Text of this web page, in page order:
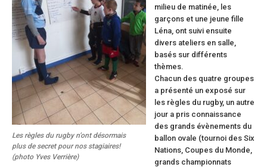
Les règles du rugby n’ont désormais
plus de secret pour nos stagiaires!
(photo Yves Verrière)
milieu de matinée, les
garçons et une jeune fille
Léna, ont suivi ensuite
divers ateliers en salle,
basés sur différents
thèmes.
Chacun des quatre groupes
a présenté un exposé sur
les règles du rugby, un autre
jour a pris connaissance
des grands évènements du
ballon ovale (tournoi des Six
Nations, Coupes du Monde,
grands championnats